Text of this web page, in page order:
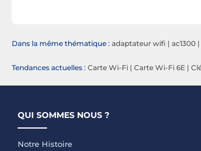
Dans la même thématique : adaptateur wifi | ac1300 |
Tendances actuelles : Carte Wi-Fi | Carte Wi-Fi 6E |
QUI SOMMES NOUS ?
Notre Histoire